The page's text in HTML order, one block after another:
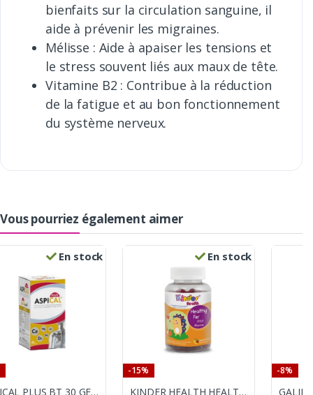
bienfaits sur la circulation sanguine, il
aide à prévenir les migraines.
Mélisse : Aide à apaiser les tensions et
le stress souvent liés aux maux de tête.
Vitamine B2 : Contribue à la réduction
de la fatigue et au bon fonctionnement
du système nerveux.
Vous pourriez également aimer
En stock
ASPICAL PLUS BT 30 GELULES
En stock
-15%
KINDER HEALTH HEALTHY FER 60 GUMMIES
-8%